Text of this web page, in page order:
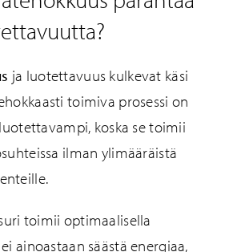
ja luotettavuus kulkevat käsi
toimiva prosessi on
koska se toimii
ilman ylimääräistä
toimii optimaalisella
ainoastaan säästä energiaa,